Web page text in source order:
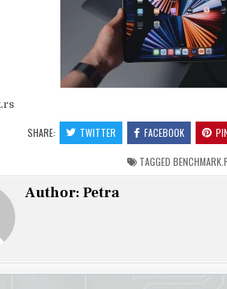
SHARE: TWITTER FACEBOOK
TAGGED
Author: Petra